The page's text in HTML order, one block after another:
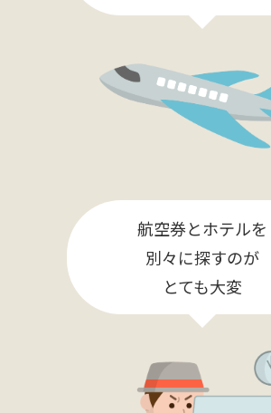
航空券とホテルを
別々に探すのが
とても大変